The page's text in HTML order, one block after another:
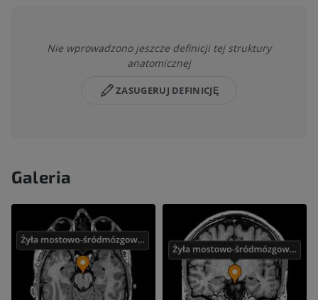
Nie wprowadzono jeszcze definicji tej struktury
anatomicznej
ZASUGERUJ DEFINICJĘ
Galeria